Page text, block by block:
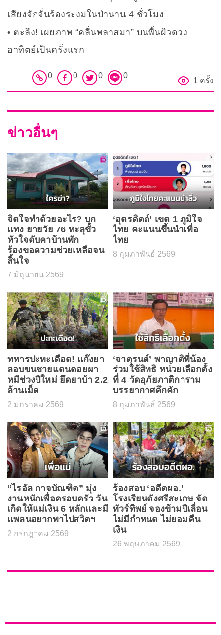
เสียงจักจั่นร้องระงมในป่านาน 4 ชั่วโมง
ตะลึง! เผยภาพ “คลื่นพลาสมา” บนพื้นผิวดวง
อาทิตย์เป็นครั้งแรก
0 0 0 0
1 ครั้ง
ข่าวอื่นๆ
จิตใจทำด้วยอะไร? บุก
แทง ยายวัย 76 ทะลุขั้ว
หัวใจดับคาบ้านพัก
ร้องขอความช่วยเหลือจน
สิ้นใจ
7 มิถุนายน 2569
‘อุตรดิตถ์’ เขต 1 ภูมิใจ
ไทย คะแนนขึ้นนำเพื่อ
ไทย
8 กุมภาพันธ์ 2569
ทหารปะทะเดือด! แก๊งยา
ลอบขนชายแดนดอยผา
หมีช่วงปีใหม่ ยึดยาบ้า 2.2
ล้านเม็ด
2 มกราคม 2569
‘จาตุรนต์’ พาญาติพี่น้อง
ร่วมใช้สิทธิ หน่วยเลือกตั้ง
ที่ 4 วัดอุภัยภาติการาม
บรรยากาศคึกคัก
8 กุมภาพันธ์ 2569
“ไรอัล กาจบัณฑิต” มุ่ง
งานหนักเพื่อครอบครัว วัน
เกิดให้แม่เงิน 6 หลักและมี
แพลนอยากพาไปสวิตฯ
2 กรกฎาคม 2569
ร้องสอบ ‘อดีตผอ.’
โรงเรียนดังศรีสะเกษ จัด
ทัวร์ทิพย์ จองข้ามปีเลื่อน
ไม่มีกำหนด ไม่ยอมคืน
เงิน
26 พฤษภาคม 2569